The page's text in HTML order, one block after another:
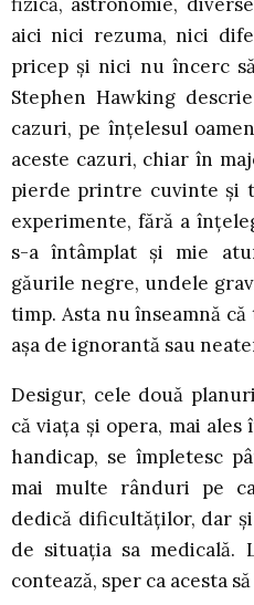
aici nici rezuma, nici
pricep și nici nu încerc
Stephen Hawking
cazuri, pe înțelesul
aceste cazuri, chiar în
pierde printre cuvinte și
experimente, fără a
s-a întâmplat și mie
găurile negre, undele
timp. Asta nu înseamnă
așa de ignorantă sau
Desigur, cele două
că viața și opera, mai
handicap, se împletesc
mai multe rânduri pe
dedică dificultăților, dar
de situația sa
contează, sper ca acesta